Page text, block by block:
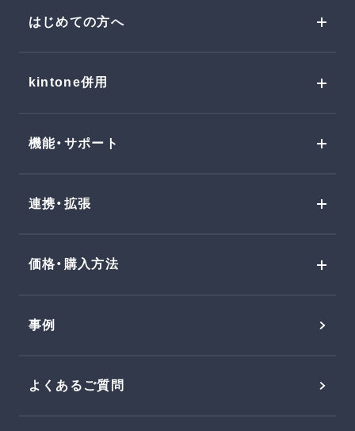
はじめての方へ
kintone併用
機能・サポート
連携・拡張
価格・購入方法
事例
よくあるご質問